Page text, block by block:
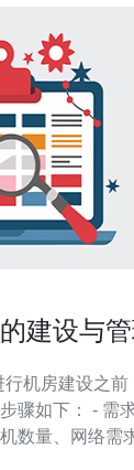
建设与
- 需求分析：
数量、网络需